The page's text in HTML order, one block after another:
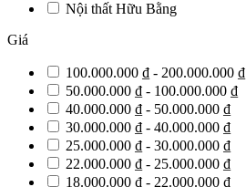
Nội thất Hữu Bằng
Giá
100.000.000 ₫ - 200.000.000 ₫
50.000.000 ₫ - 100.000.000 ₫
40.000.000 ₫ - 50.000.000 ₫
30.000.000 ₫ - 40.000.000 ₫
25.000.000 ₫ - 30.000.000 ₫
22.000.000 ₫ - 25.000.000 ₫
18.000.000 ₫ - 22.000.000 ₫